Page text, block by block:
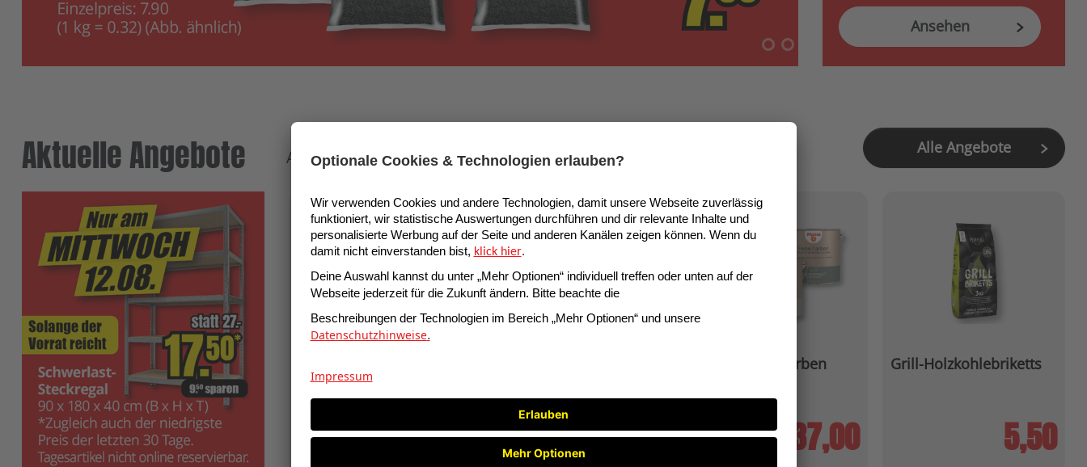
Ansehen
Aktuelle Angebote Angebote gültig vom 08.08. – 14.08.2026 Alle Angebote
21,00 4,90
Alpina Feine Farben
37,00
Grill-Holzkohlebriketts
5,50